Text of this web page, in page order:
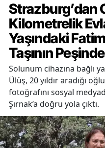
Strazburg’dan
Kilometrelik
Yaşındaki
Taşının Peşinde
Solunum cihazına bağlı
Ülüş, 20 yıldır aradığı
fotoğrafını sosyal
Şırnak’a doğru yola çıktı.